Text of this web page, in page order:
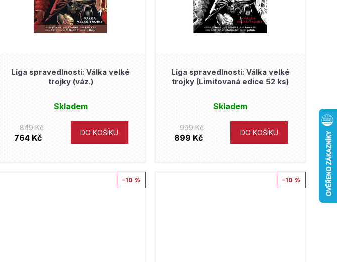
Liga spravedlnosti: Válka velké
trojky (váz.)
Skladem
849 Kč
764 Kč
DO KOŠÍKU
Liga spravedlnosti: Válka velké
trojky (Limitovaná edice 52 ks)
Skladem
999 Kč
899 Kč
DO KOŠÍKU
–10 % –10 %